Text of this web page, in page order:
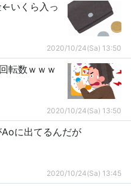
←いくら入っ
2020/10/24(Sa) 13:50
転数ｗｗｗ
2020/10/24(Sa) 13:50
Aoに出てるんだが
2020/10/24(Sa) 13:45